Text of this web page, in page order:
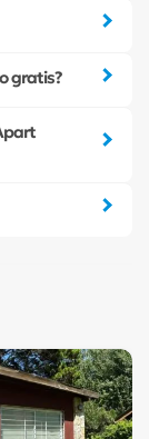
gratis?